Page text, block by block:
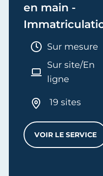
en main -
(EI/Micro-
Durée :
Sur mesure
Sur site/En
ligne
19 sites
VOIR LE SERVICE
MES